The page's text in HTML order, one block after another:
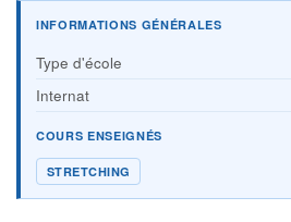
INFORMATIONS GÉNÉRALES
Type d'école
Internat
COURS ENSEIGNÉS
STRETCHING